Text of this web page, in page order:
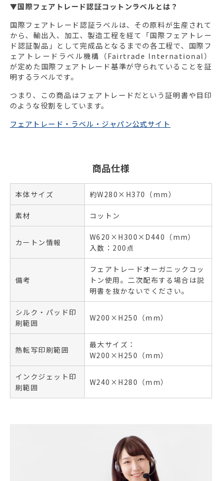
▼国際フェアトレード認証コットンラベルとは？
国際フェアトレード認証ラベルは、その原料が生産されて
から、輸出入、加工、製造工程を経て「国際フェアトレー
ド認証製品」として完成品となるまでの各工程で、国際フ
ェアトレードラベル機構（Fairtrade International）
が定めた国際フェアトレード基準が守られていることを証
明するラベルです。
つまり、この商品はフェアトレードだという証明書や目印
のような役割をしています。
フェアトレード・ラベル・ジャパン公式サイト
商品仕様
本体サイズ 約W280×H370（mm）
素材 コットン
カートン情報
W620×H300×D440（mm）
入数：200点
備考
フェアトレードオーガニックコッ
トン使用。二次配布する場合は説
明書を抜かないでください。
シルク・パッド印
刷範囲
W200×H250（mm）
熱転写印刷範囲
最大サイズ：
W200×H250（mm）
インクジェット印
刷範囲
W240×H280（mm）